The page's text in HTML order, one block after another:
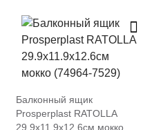
Балконный ящик
Prosperplast RATOLLA
29.9х11.9х12.6см мокко